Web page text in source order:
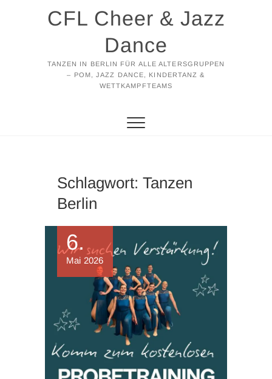
CFL Cheer & Jazz
Dance
TANZEN IN BERLIN FÜR ALLE ALTERSGRUPPEN
– POM, JAZZ DANCE, KINDERTANZ &
WETTKAMPFTEAMS
Schlagwort: Tanzen
Berlin
6.
Mai 2026